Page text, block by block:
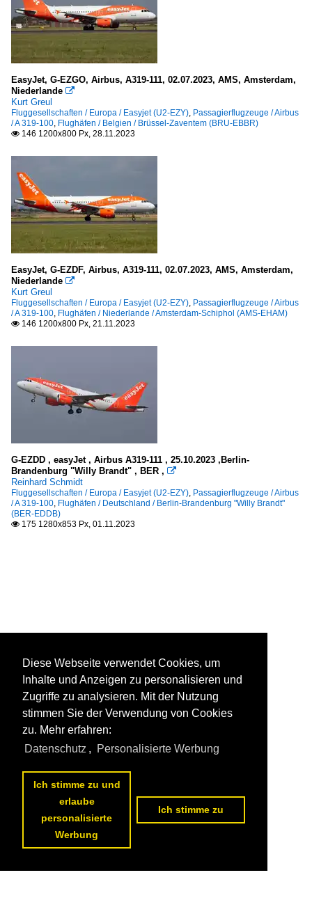
EasyJet, G-EZGO, Airbus, A319-111, 02.07.2023, AMS, Amsterdam,
Niederlande 
Kurt Greul
Fluggesellschaften / Europa / Easyjet (U2-EZY) Passagierflugzeuge / Airbus
/ A 319-100 Flughäfen / Belgien / Brüssel-Zaventem (BRU-EBBR)
 146 1200x800 Px, 28.11.2023
EasyJet, G-EZDF, Airbus, A319-111, 02.07.2023, AMS, Amsterdam,
Niederlande 
Kurt Greul
Fluggesellschaften / Europa / Easyjet (U2-EZY) Passagierflugzeuge / Airbus
/ A 319-100 Flughäfen / Niederlande / Amsterdam-Schiphol (AMS-EHAM)
 146 1200x800 Px, 21.11.2023
G-EZDD , easyJet , Airbus A319-111 , 25.10.2023 ,Berlin-
Brandenburg "Willy Brandt" , BER , 
Reinhard Schmidt
Fluggesellschaften / Europa / Easyjet (U2-EZY) Passagierflugzeuge / Airbus
/ A 319-100 Flughäfen / Deutschland / Berlin-Brandenburg "Willy Brandt"
(BER-EDDB)
 175 1280x853 Px, 01.11.2023
Diese Webseite verwendet Cookies, um
Inhalte und Anzeigen zu personalisieren und
Zugriffe zu analysieren. Mit der Nutzung
stimmen Sie der Verwendung von Cookies
zu. Mehr erfahren:
Datenschutz , Personalisierte Werbung
Ich stimme zu und
erlaube
personalisierte
Werbung
Ich stimme zu